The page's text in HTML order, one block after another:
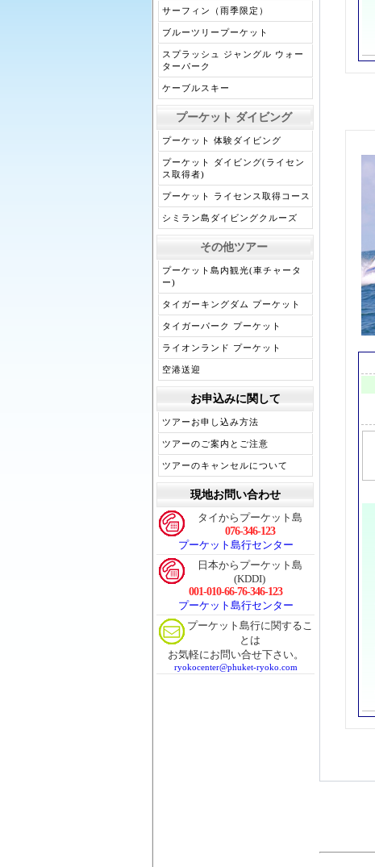
サーフィン（雨季限定）
ブルーツリープーケット
スプラッシュ ジャングル ウォー
ターパーク
ケーブルスキー
プーケット ダイビング
プーケット 体験ダイビング
プーケット ダイビング(ライセン
ス取得者)
プーケット ライセンス取得コース
シミラン島ダイビングクルーズ
その他ツアー
プーケット島内観光(車チャータ
ー)
タイガーキングダム プーケット
タイガーパーク プーケット
ライオンランド プーケット
空港送迎
お申込みに関して
ツアーお申し込み方法
ツアーのご案内とご注意
ツアーのキャンセルについて
現地お問い合わせ
タイからプーケット島
076-346-123
プーケット島行センター
日本からプーケット島
(KDDI)
001-010-66-76-346-123
プーケット島行センター
プーケット島行に関するこ
とは
お気軽にお問い合せ下さい。
ryokocenter@phuket-ryoko.com